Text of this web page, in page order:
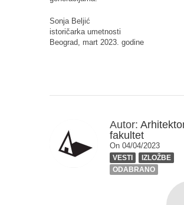
Sonja Beljić
istoričarka umetnosti
Beograd, mart 2023. godine
Autor:
fakultet
On 04/04/2023
VESTI
IZLOŽBE
ODABRANO